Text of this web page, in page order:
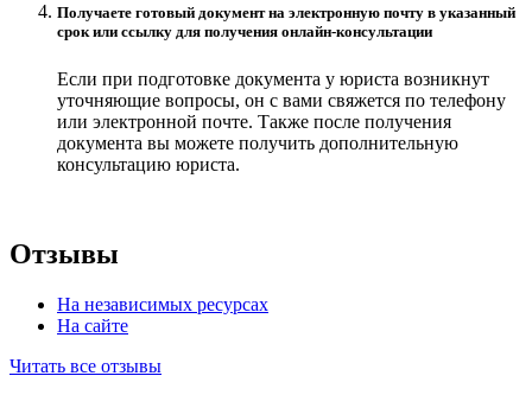
Получаете готовый документ на электронную почту в указанный
срок или ссылку для получения онлайн-консультации
Если при подготовке документа у юриста возникнут
уточняющие вопросы, он с вами свяжется по телефону
или электронной почте. Также после получения
документа вы можете получить дополнительную
консультацию юриста.
Отзывы
На независимых ресурсах
На сайте
Читать все отзывы